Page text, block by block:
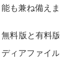
能も兼ね備えま
無料版と有料版
ディアファイル